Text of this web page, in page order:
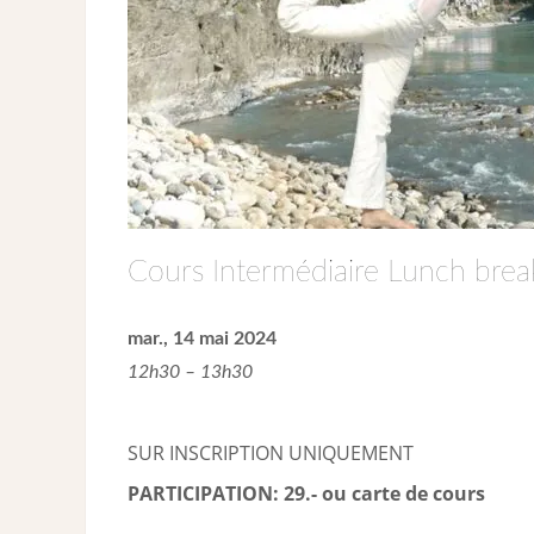
Cours Intermédiaire Lunch
mar., 14 mai 2024
12h30 – 13h30
SUR INSCRIPTION UNIQUEMENT
PARTICIPATION: 29.- ou carte de cours